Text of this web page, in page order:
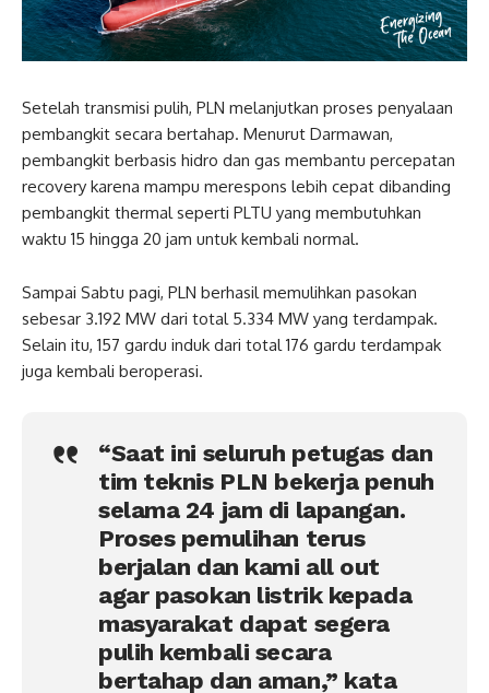
Setelah transmisi pulih, PLN melanjutkan proses penyalaan
pembangkit secara bertahap. Menurut Darmawan,
pembangkit berbasis hidro dan gas membantu percepatan
recovery karena mampu merespons lebih cepat dibanding
pembangkit thermal seperti PLTU yang membutuhkan
waktu 15 hingga 20 jam untuk kembali normal.
Sampai Sabtu pagi, PLN berhasil memulihkan pasokan
sebesar 3.192 MW dari total 5.334 MW yang terdampak.
Selain itu, 157 gardu induk dari total 176 gardu terdampak
juga kembali beroperasi.
“Saat ini seluruh petugas dan
tim teknis PLN bekerja penuh
selama 24 jam di lapangan.
Proses pemulihan terus
berjalan dan kami all out
agar pasokan listrik kepada
masyarakat dapat segera
pulih kembali secara
bertahap dan aman,” kata